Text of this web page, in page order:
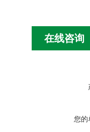
在线咨询
您的